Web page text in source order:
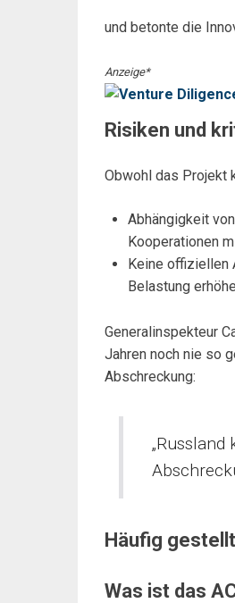
und betonte die
Anzeige*
Risiken und
Obwohl das Projekt
Abhängigkeit
Kooperationen
Keine offiziellen
Belastung
Generalinspekteur
Jahren noch nie so
Abschreckung:
Häufig
Was ist das